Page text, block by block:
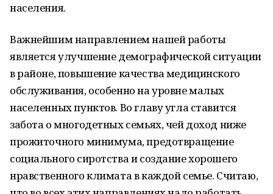
населения.
Важнейшим направлением нашей работы
является улучшение демографической ситуации
в районе, повышение качества медицинского
обслуживания, особенно на уровне малых
населенных пунктов. Во главу угла ставится
забота о многодетных семьях, чей доход ниже
прожиточного минимума, предотвращение
социального сиротства и создание хорошего
нравственного климата в каждой семье. Считаю,